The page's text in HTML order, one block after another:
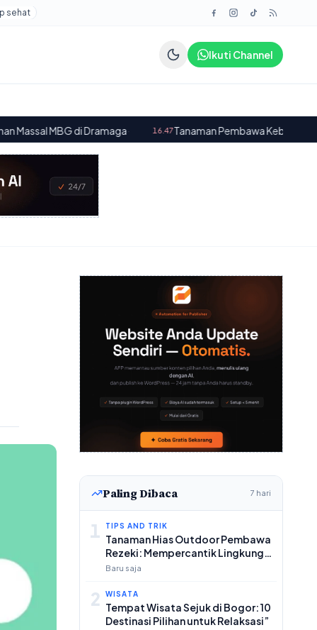
sehat
Ikuti Channel
Dramaga· 16.47Tanaman Pembawa Keberuntungan Penyerap
Paling Dibaca 7 hari
1 TIPS AND TRIK
Tanaman Hias Outdoor Pembawa
Rezeki: Mempercantik Lingkungan
dan Membawa Keberuntungan
Baru saja
2 WISATA
Tempat Wisata Sejuk di Bogor: 10
Destinasi Pilihan untuk Relaksasi”